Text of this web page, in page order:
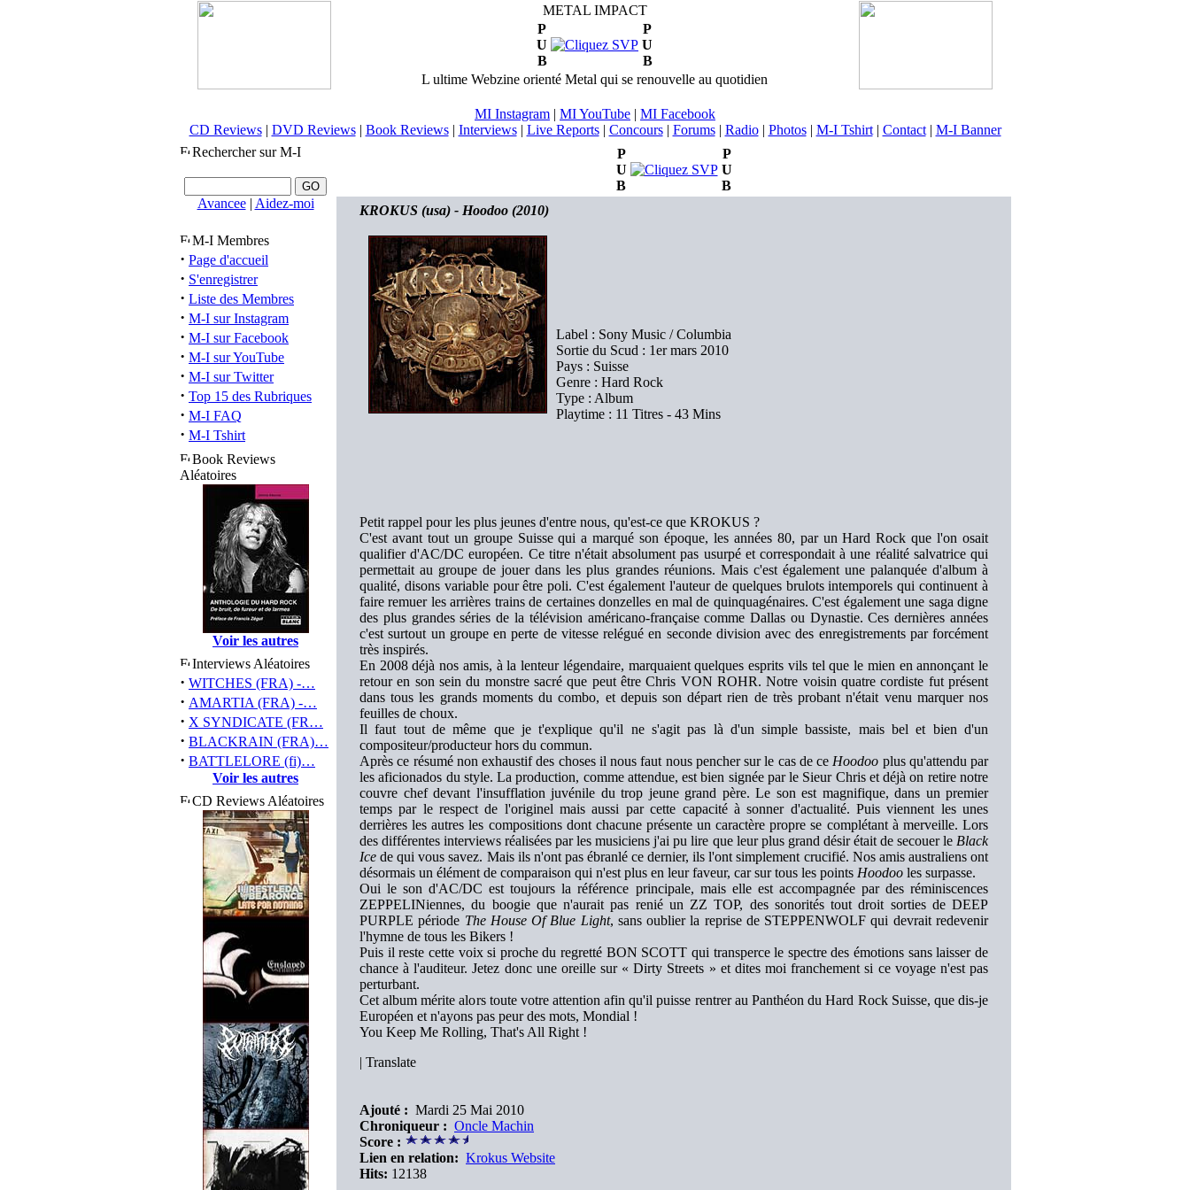
METAL IMPACT
P
U
B
P
U
B
L ultime Webzine orienté Metal qui se renouvelle au quotidien
MI Instagram | MI YouTube | MI Facebook
CD Reviews| DVD Reviews| Book Reviews| Interviews| Live Reports| Concours| Forums| Radio| Photos| M-I Tshirt| Contact| M-I Banner
Rechercher sur M-I
Avancee| Aidez-moi
M-I Membres
· Page d'accueil
· S'enregistrer
· Liste des Membres
· M-I sur Instagram
· M-I sur Facebook
· M-I sur YouTube
· M-I sur Twitter
· Top 15 des Rubriques
· M-I FAQ
· M-I Tshirt
Book Reviews
Aléatoires
Voir les autres
Interviews Aléatoires
· WITCHES (FRA) -…
· AMARTIA (FRA) -…
· X SYNDICATE (FR…
· BLACKRAIN (FRA)…
· BATTLELORE (fi)…
Voir les autres
CD Reviews Aléatoires
P
U
B
P
U
B
KROKUS (usa) - Hoodoo (2010)
Label : Sony Music / Columbia
Sortie du Scud : 1er mars 2010
Pays : Suisse
Genre : Hard Rock
Type : Album
Playtime : 11 Titres - 43 Mins
Petit rappel pour les plus jeunes d'entre nous, qu'est-ce que KROKUS ?
C'est avant tout un groupe Suisse qui a marqué son époque, les années 80, par un Hard Rock que l'on osait
qualifier d'AC/DC européen. Ce titre n'était absolument pas usurpé et correspondait à une réalité salvatrice qui
permettait au groupe de jouer dans les plus grandes réunions. Mais c'est également une palanquée d'album à
qualité, disons variable pour être poli. C'est également l'auteur de quelques brulots intemporels qui continuent à
faire remuer les arrières trains de certaines donzelles en mal de quinquagénaires. C'est également une saga digne
des plus grandes séries de la télévision américano-française comme Dallas ou Dynastie. Ces dernières années
c'est surtout un groupe en perte de vitesse relégué en seconde division avec des enregistrements par forcément
très inspirés.
En 2008 déjà nos amis, à la lenteur légendaire, marquaient quelques esprits vils tel que le mien en annonçant le
retour en son sein du monstre sacré que peut être Chris VON ROHR. Notre voisin quatre cordiste fut présent
dans tous les grands moments du combo, et depuis son départ rien de très probant n'était venu marquer nos
feuilles de choux.
Il faut tout de même que je t'explique qu'il ne s'agit pas là d'un simple bassiste, mais bel et bien d'un
compositeur/producteur hors du commun.
Après ce résumé non exhaustif des choses il nous faut nous pencher sur le cas de ce Hoodoo plus qu'attendu par
les aficionados du style. La production, comme attendue, est bien signée par le Sieur Chris et déjà on retire notre
couvre chef devant l'insufflation juvénile du trop jeune grand père. Le son est magnifique, dans un premier
temps par le respect de l'originel mais aussi par cette capacité à sonner d'actualité. Puis viennent les unes
derrières les autres les compositions dont chacune présente un caractère propre se complétant à merveille. Lors
des différentes interviews réalisées par les musiciens j'ai pu lire que leur plus grand désir était de secouer le Black
Ice de qui vous savez. Mais ils n'ont pas ébranlé ce dernier, ils l'ont simplement crucifié. Nos amis australiens ont
désormais un élément de comparaison qui n'est plus en leur faveur, car sur tous les points Hoodoo les surpasse.
Oui le son d'AC/DC est toujours la référence principale, mais elle est accompagnée par des réminiscences
ZEPPELINiennes, du boogie que n'aurait pas renié un ZZ TOP, des sonorités tout droit sorties de DEEP
PURPLE période The House Of Blue Light, sans oublier la reprise de STEPPENWOLF qui devrait redevenir
l'hymne de tous les Bikers !
Puis il reste cette voix si proche du regretté BON SCOTT qui transperce le spectre des émotions sans laisser de
chance à l'auditeur. Jetez donc une oreille sur « Dirty Streets » et dites moi franchement si ce voyage n'est pas
perturbant.
Cet album mérite alors toute votre attention afin qu'il puisse rentrer au Panthéon du Hard Rock Suisse, que dis-je
Européen et n'ayons pas peur des mots, Mondial !
You Keep Me Rolling, That's All Right !
| Translate
Ajouté : Mardi 25 Mai 2010
Chroniqueur : Oncle Machin
Score :
Lien en relation: Krokus Website
Hits: 12138